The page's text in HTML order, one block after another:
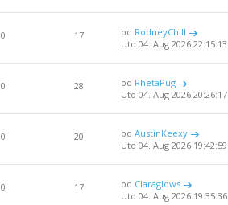
0 17 od RodneyChill
Uto 04. Aug 2026 22:15:13
0 28 od RhetaPug
Uto 04. Aug 2026 20:26:17
0 20 odAustinKeexy
Uto 04. Aug 2026 19:42:59
0 17 od Claraglows
Uto 04. Aug 2026 19:35:36